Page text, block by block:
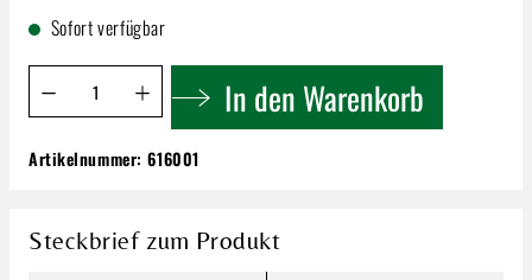
Sofort verfügbar
Produkt Anzahl: Gib den gewünschten Wert ein oder
In den Warenkorb
Nusbaumer Framboise d'Alsace | 45% 0,7l
Inhalt:0.7 Liter (50,70 € / 1 Liter)
Artikelnummer:616001
Steckbrief zum Produkt